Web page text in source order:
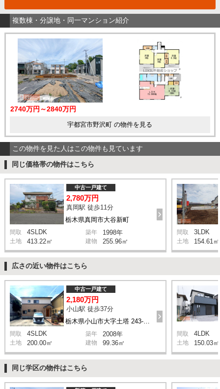
複数棟・分譲地・同一マンション紹介
2740万円～2840万円
宇都宮市野沢町 の物件を見る
この物件を見た人はこの物件も見ています
同じ価格帯の物件はこちら
栃木県真岡市大谷新町
中古一戸建て
2,780万円
真岡駅 徒歩11分
間取 4SLDK 築年 1998年
土地 413.22㎡ 建物 255.96㎡
間取 3LDK
土地 154.61㎡
広さの近い物件はこちら
栃木県小山市大字土塔 243-146
中古一戸建て
2,180万円
小山駅 徒歩37分
間取 4SLDK 築年 2008年
土地 200.00㎡ 建物 99.36㎡
間取 4LDK
土地 150.03㎡
同じ学区の物件はこちら